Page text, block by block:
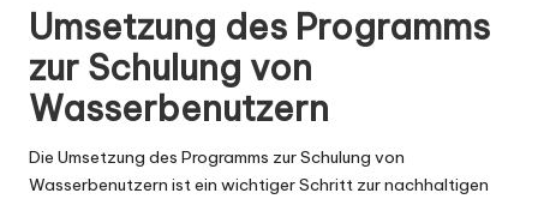
Umsetzung des Programms
zur Schulung von
Wasserbenutzern
Die Umsetzung des Programms zur Schulung von
Wasserbenutzern ist ein wichtiger Schritt zur nachhaltigen